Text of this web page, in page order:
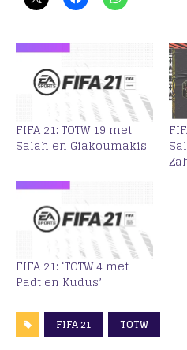
FIFA 21: TOTW 19 met
Salah en Giakoumakis
FIFA 21: ‘TOTW 4 met
Padt en Kudus’
FIFA 21 TOTW